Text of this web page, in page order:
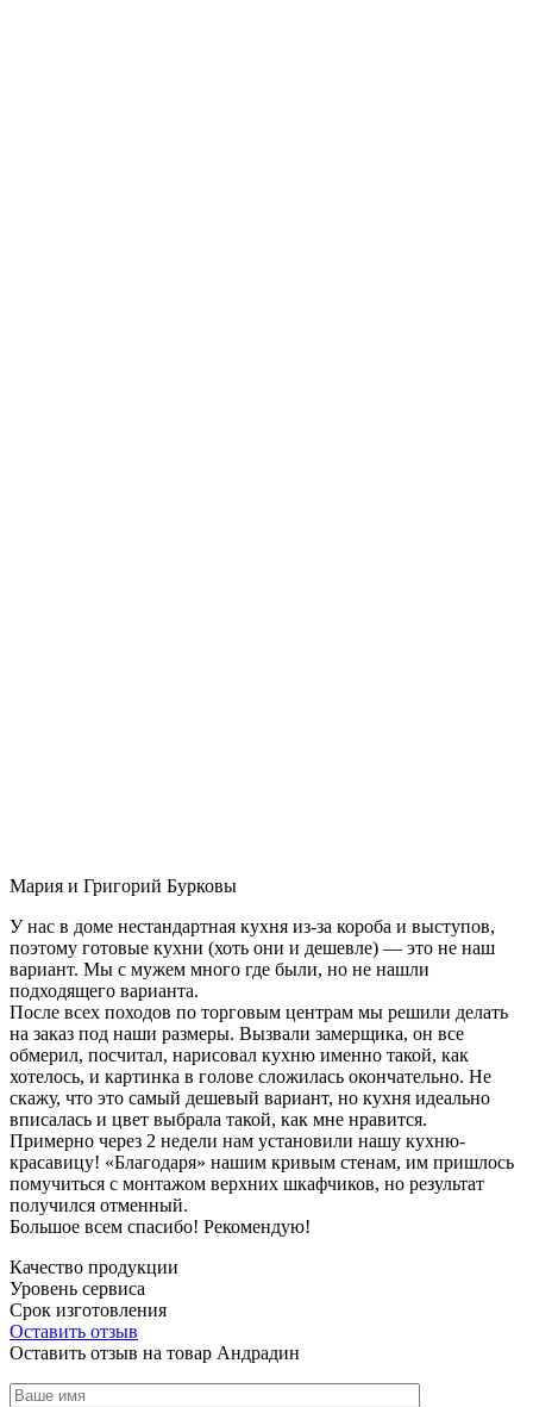
Мария и Григорий Бурковы
У нас в доме нестандартная кухня из-за короба и выступов,
поэтому готовые кухни (хоть они и дешевле) — это не наш
вариант. Мы с мужем много где были, но не нашли
подходящего варианта.
После всех походов по торговым центрам мы решили делать
на заказ под наши размеры. Вызвали замерщика, он все
обмерил, посчитал, нарисовал кухню именно такой, как
хотелось, и картинка в голове сложилась окончательно. Не
скажу, что это самый дешевый вариант, но кухня идеально
вписалась и цвет выбрала такой, как мне нравится.
Примерно через 2 недели нам установили нашу кухню-
красавицу! «Благодаря» нашим кривым стенам, им пришлось
помучиться с монтажом верхних шкафчиков, но результат
получился отменный.
Большое всем спасибо! Рекомендую!
Качество продукции
Уровень сервиса
Срок изготовления
Оставить отзыв
Оставить отзыв на товар Андрадин